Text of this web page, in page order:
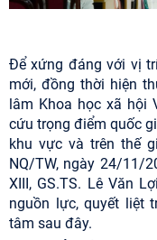
Để xứng đáng với vị
mới, đồng thời hiện
lâm Khoa học xã hội
cứu trọng điểm quốc
khu vực và trên thế
NQ/TW, ngày 24/11/
XIII, GS.TS. Lê Văn
nguồn lực, quyết liệt
tâm sau đây.